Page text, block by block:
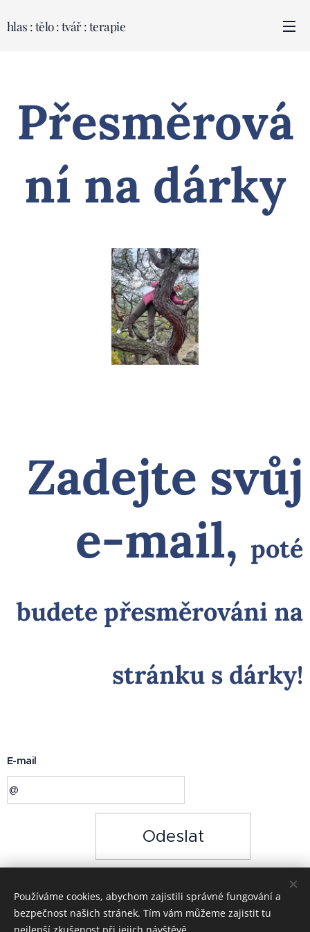
hlas : tělo : tvář : terapie
Přesměrová
ní na dárky
Zadejte svůj
e-mail, poté
budete přesměrováni na
stránku s dárky!
E-mail
Odeslat
Používáme cookies, abychom zajistili správné fungování a
bezpečnost našich stránek. Tím vám můžeme zajistit tu